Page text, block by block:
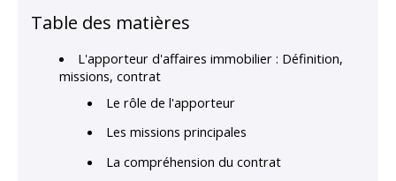
Table des matières
L'apporteur d'affaires immobilier : Définition,
missions, contrat
Le rôle de l'apporteur
Les missions principales
La compréhension du contrat